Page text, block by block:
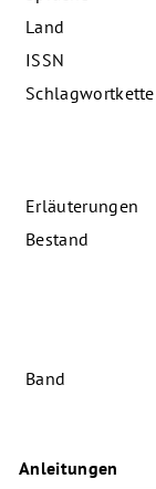
Land
ISSN
Schlagwortkette
Erläuterungen
Bestand
Band
Anleitungen